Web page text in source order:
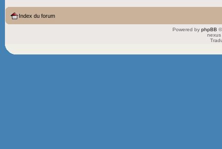
Index du forum
Powered by phpBB